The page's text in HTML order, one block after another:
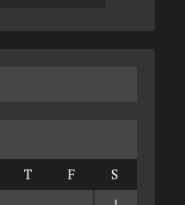
T F S